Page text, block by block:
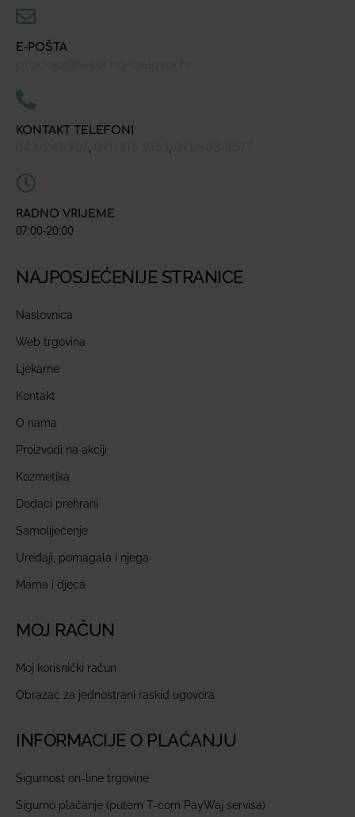
E-POŠTA
KONTAKT TELEFONI
RADNO VRIJEME
07:00-20:00
NAJPOSJEĆENIJE STRANICE
Naslovnica
Web trgovina
Ljekarne
Kontakt
O nama
Proizvodi na akciji
Kozmetika
Dodaci prehrani
Samoliječenje
Uređaji, pomagala i njega
Mama i djeca
MOJ RAČUN
Moj korisnički račun
Obrazac za jednostrani raskid ugovora
INFORMACIJE O PLAĆANJU
Sigurnost on-line trgovine
Sigurno plaćanje (putem T-com PayWaj servisa)